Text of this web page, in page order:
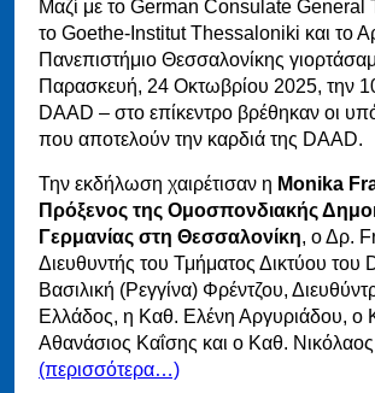
Μαζί με το German Consulate General
το Goethe-Institut Thessaloniki και το
Πανεπιστήμιο Θεσσαλονίκης
Παρασκευή, 24 Οκτωβρίου 2025, την
DAAD – στο επίκεντρο βρέθηκαν οι
που αποτελούν την καρδιά της DAAD.
Την εκδήλωση χαιρέτισαν η Monika
Πρόξενος της Ομοσπονδιακής
Γερμανίας στη Θεσσαλονίκη, ο Δρ.
Διευθυντής του Τμήματος Δικτύου του
Βασιλική (Ρεγγίνα) Φρέντζου,
Ελλάδος, η Καθ. Ελένη Αργυριάδου, ο
Αθανάσιος Καΐσης και ο Καθ.
(περισσότερα…)